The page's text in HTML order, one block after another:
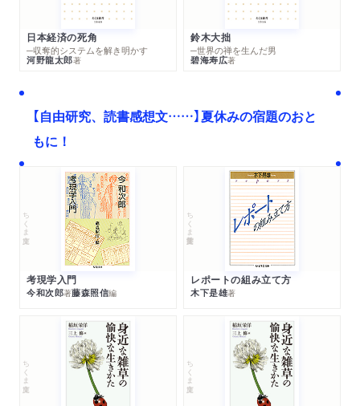
日本経済の死角
─収奪的システムを解き明かす
河野龍太郎著
鈴木大拙
─世界の禅を生んだ男
碧海寿広著
【自由研究、読書感想文……】夏休みの宿題のおと
もに！
ちくま文庫
考現学入門
今和次郎著藤森照信編
ちくま学芸文庫
レポートの組み立て方
木下是雄著
ちくま文庫 ちくま文庫